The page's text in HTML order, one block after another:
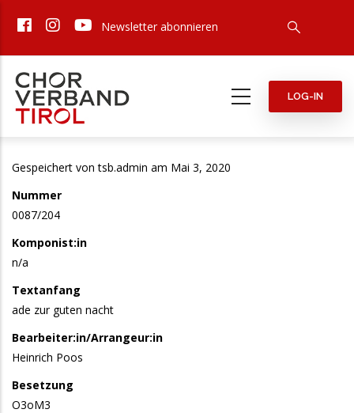
zum
Newsletter abonnieren
LOG-IN
Gespeichert vontsb.admin am Mai 3, 2020
Nummer
0087/204
Komponist:in
n/a
Textanfang
ade zur guten nacht
Bearbeiter:in/Arrangeur:in
Heinrich Poos
Besetzung
O3oM3